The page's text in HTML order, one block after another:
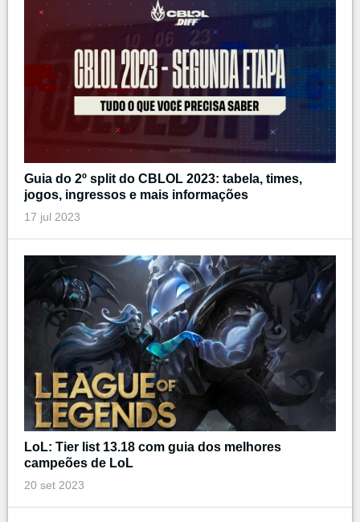
Guia do 2º split do CBLOL 2023: tabela, times,
jogos, ingressos e mais informações
17 jul 2023
LoL: Tier list 13.18 com guia dos melhores
campeões de LoL
20 set 2023